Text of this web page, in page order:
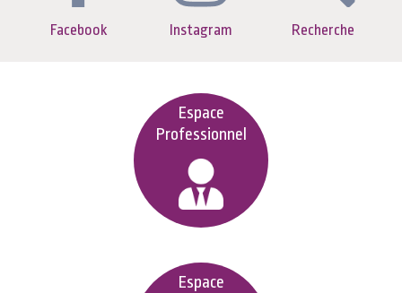
Facebook Instagram Recherche
Espace
Professionnel
Espace